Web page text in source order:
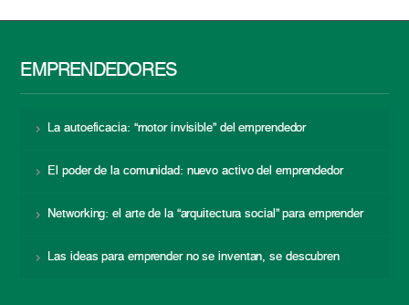
EMPRENDEDORES
La autoeficacia: “motor invisible” del emprendedor
El poder de la comunidad: nuevo activo del emprendedor
Networking: el arte de la “arquitectura social” para emprender
Las ideas para emprender no se inventan, se descubren